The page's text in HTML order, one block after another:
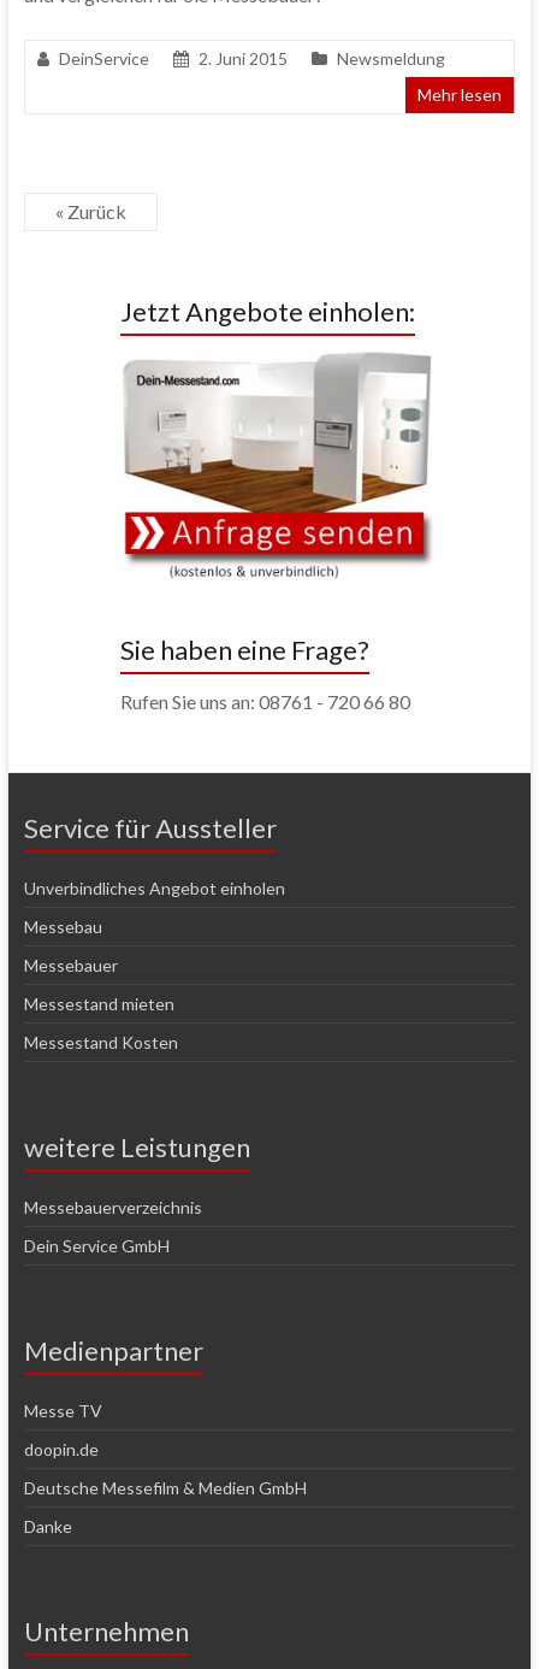
DeinService 2. Juni 2015
Newsmeldung
Mehr lesen
« Zurück
Jetzt Angebote einholen:
Sie haben eine Frage?
Rufen Sie uns an: 08761 - 720 66 80
Service für Aussteller
Unverbindliches Angebot einholen
Messebau
Messebauer
Messestand mieten
Messestand Kosten
weitere Leistungen
Messebauerverzeichnis
Dein Service GmbH
Medienpartner
Messe TV
doopin.de
Deutsche Messefilm & Medien GmbH
Danke
Unternehmen